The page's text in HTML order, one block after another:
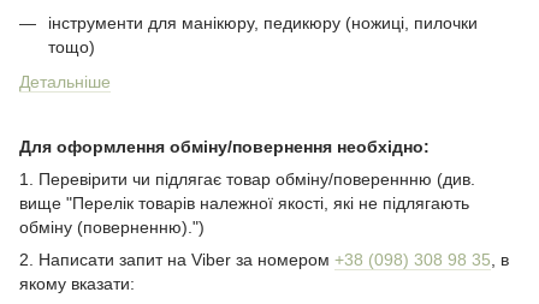
інструменти для манікюру, педикюру (ножиці, пилочки
тощо)
Детальніше
Для оформлення обміну/повернення необхідно:
1. Перевірити чи підлягає товар обміну/повереннню (див.
вище "Перелік товарів належної якості, які не підлягають
обміну (поверненню).")
2. Написати запит на Viber за номером +38 (098) 308 98 35 , в
якому вказати: